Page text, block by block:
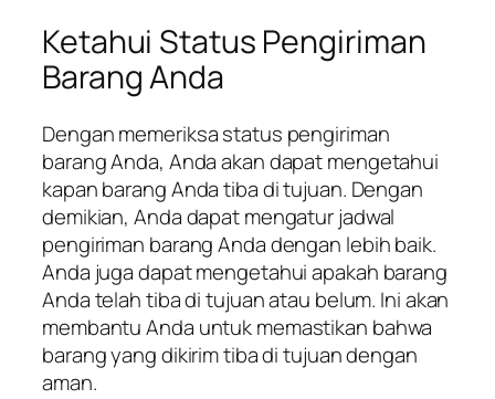
Ketahui Status Pengiriman
Barang Anda
Dengan memeriksa status pengiriman
barang Anda, Anda akan dapat mengetahui
kapan barang Anda tiba di tujuan. Dengan
demikian, Anda dapat mengatur jadwal
pengiriman barang Anda dengan lebih baik.
Anda juga dapat mengetahui apakah barang
Anda telah tiba di tujuan atau belum. Ini akan
membantu Anda untuk memastikan bahwa
barang yang dikirim tiba di tujuan dengan
aman.